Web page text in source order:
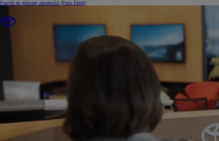
Przejdź do głównej zawartości (Press Enter)